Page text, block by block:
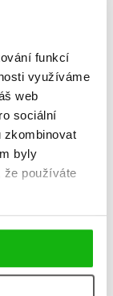
funkcí
využíváme
web
sociální
zkombinovat
byly
že používáte